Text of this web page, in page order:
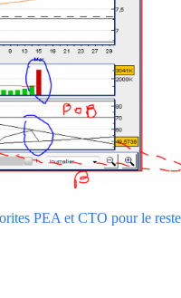
PEA et CTO pour le reste